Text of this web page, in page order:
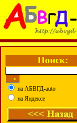
Поиск:
на АБВГД-auto
на Яндексе